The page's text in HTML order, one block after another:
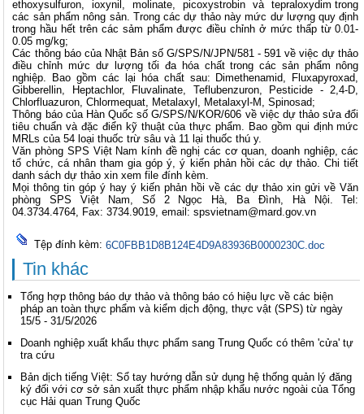
ethoxysulfuron, ioxynil, molinate, picoxystrobin và tepraloxydim trong
các sản phẩm nông sản. Trong các dự thảo này mức dư lượng quy định
trong hầu hết trên các sảm phẩm được điều chỉnh ở mức thấp từ 0.01-
0.05 mg/kg;
Các thông báo của Nhật Bản số G/SPS/N/JPN/581 - 591 về việc dự thảo
điều chỉnh mức dư lượng tối đa hóa chất trong các sản phẩm nông
nghiệp. Bao gồm các lại hóa chất sau: Dimethenamid, Fluxapyroxad,
Gibberellin, Heptachlor, Fluvalinate, Teflubenzuron, Pesticide - 2,4-D,
Chlorfluazuron, Chlormequat, Metalaxyl, Metalaxyl-M, Spinosad;
Thông báo của Hàn Quốc số G/SPS/N/KOR/606 về việc dự thảo sửa đổi
tiêu chuẩn và đặc điển kỹ thuật của thực phẩm. Bao gồm qui định mức
MRLs của 54 loại thuốc trừ sâu và 11 lại thuốc thú y.
Văn phòng SPS Việt Nam kính đề nghị các cơ quan, doanh nghiệp, các
tổ chức, cá nhân tham gia góp ý, ý kiến phản hồi các dự thảo. Chi tiết
danh sách dự thảo xin xem file đính kèm.
Mọi thông tin góp ý hay ý kiến phản hồi về các dự thảo xin gửi về Văn
phòng SPS Việt Nam, Số 2 Ngọc Hà, Ba Đình, Hà Nội. Tel:
04.3734.4764, Fax: 3734.9019, email:spsvietnam@mard.gov.vn
Tệp đính kèm: 6C0FBB1D8B124E4D9A83936B0000230C.doc
Tin khác
Tổng hợp thông báo dự thảo và thông báo có hiệu lực về các biện
pháp an toàn thực phẩm và kiểm dịch động, thực vật (SPS) từ ngày
15/5 - 31/5/2026
Doanh nghiệp xuất khẩu thực phẩm sang Trung Quốc có thêm 'cửa' tự
tra cứu
Bản dịch tiếng Việt: Sổ tay hướng dẫn sử dụng hệ thống quản lý đăng
ký đối với cơ sở sản xuất thực phẩm nhập khẩu nước ngoài của Tổng
cục Hải quan Trung Quốc